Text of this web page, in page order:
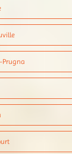
Prugna